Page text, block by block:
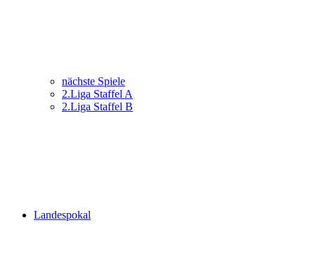
nächste Spiele
2.Liga Staffel A
2.Liga Staffel B
Landespokal